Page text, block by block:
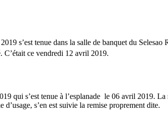
s’est tenue dans la salle de banquet du
C’était ce vendredi 12 avril 2019.
qui s’est tenue à l’esplanade le 06 avril 2019.
s’en est suivie la remise proprement dite.